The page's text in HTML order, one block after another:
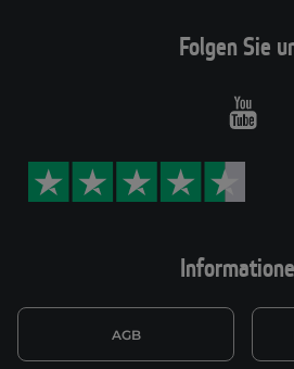
AGB
Folgen Sie
Youtube